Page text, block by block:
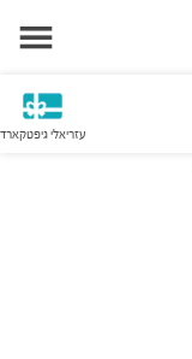
עזריאלי גיפטקארד